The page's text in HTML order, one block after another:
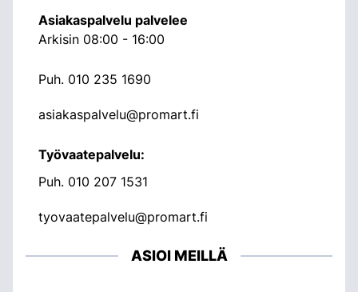
Asiakaspalvelu palvelee
Arkisin 08:00 - 16:00
Puh. 010 235 1690
asiakaspalvelu@promart.fi
Työvaatepalvelu:
Puh. 010 207 1531
tyovaatepalvelu@promart.fi
ASIOI MEILLÄ